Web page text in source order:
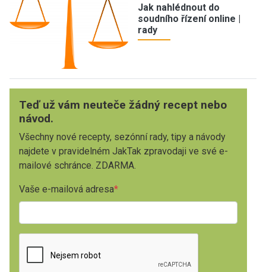
Jak nahlédnout do
soudního řízení online |
rady
Teď už vám neuteče žádný recept nebo
návod.
Všechny nové recepty, sezónní rady, tipy a návody
najdete v pravidelném JakTak zpravodaji ve své e-
mailové schránce. ZDARMA.
Vaše e-mailová adresa